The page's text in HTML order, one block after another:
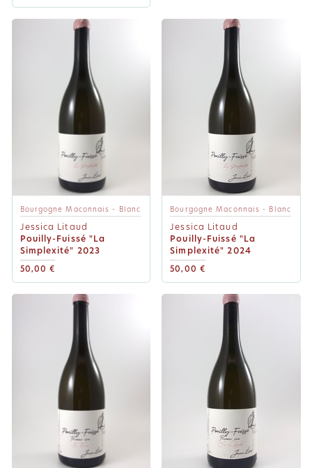
Bourgogne Maconnais - Blanc
Jessica Litaud
Pouilly-Fuissé "La
Simplexité" 2023
50,00 €
Bourgogne Maconnais - Blanc
Jessica Litaud
Pouilly-Fuissé "La
Simplexité" 2024
50,00 €